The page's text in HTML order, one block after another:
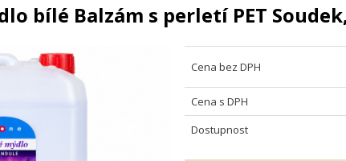
bílé Balzám s perletí PET
Cena bez DPH
Cena s DPH
Dostupnost